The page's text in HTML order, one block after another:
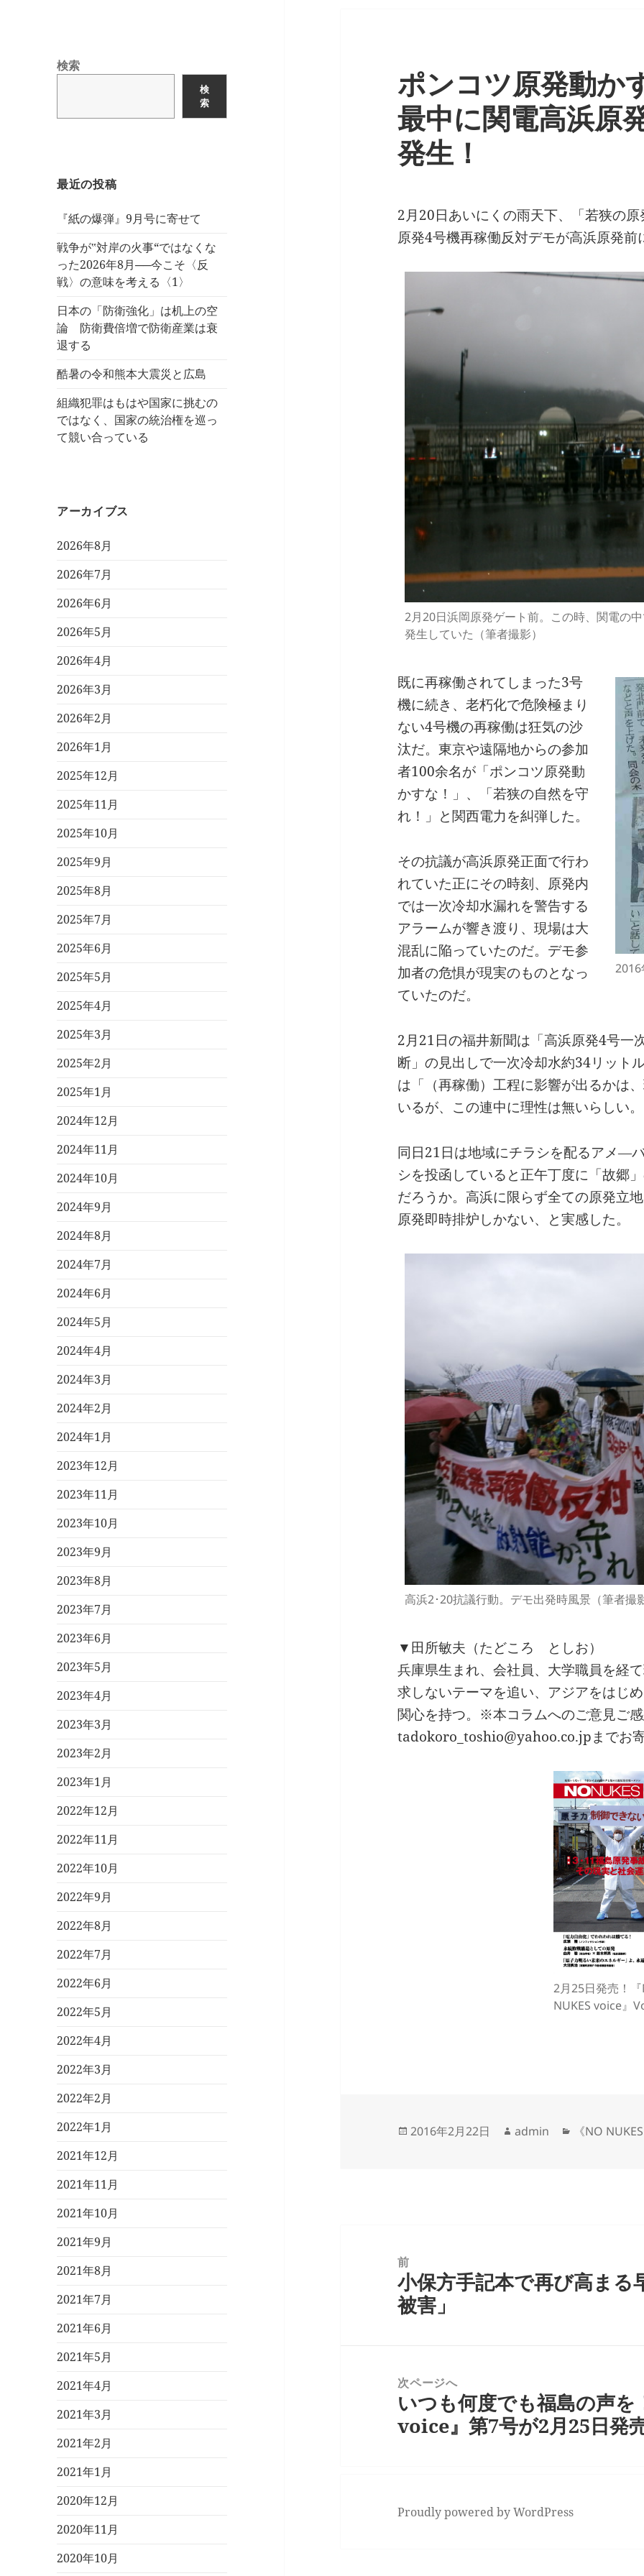
検索
検
索
最近の投稿
『紙の爆弾』9月号に寄せて
戦争が‟対岸の火事“ではなくな
った2026年8月──今こそ〈反
戦〉の意味を考える〈1〉
日本の「防衛強化」は机上の空
論 防衛費倍増で防衛産業は衰
退する
酷暑の令和熊本大震災と広島
組織犯罪はもはや国家に挑むの
ではなく、国家の統治権を巡っ
て競い合っている
アーカイブス
2026年8月
2026年7月
2026年6月
2026年5月
2026年4月
2026年3月
2026年2月
2026年1月
2025年12月
2025年11月
2025年10月
2025年9月
2025年8月
2025年7月
2025年6月
2025年5月
2025年4月
2025年3月
2025年2月
2025年1月
2024年12月
2024年11月
2024年10月
2024年9月
2024年8月
2024年7月
2024年6月
2024年5月
2024年4月
2024年3月
2024年2月
2024年1月
2023年12月
2023年11月
2023年10月
2023年9月
2023年8月
2023年7月
2023年6月
2023年5月
2023年4月
2023年3月
2023年2月
2023年1月
2022年12月
2022年11月
2022年10月
2022年9月
2022年8月
2022年7月
2022年6月
2022年5月
2022年4月
2022年3月
2022年2月
2022年1月
2021年12月
2021年11月
2021年10月
2021年9月
2021年8月
2021年7月
2021年6月
2021年5月
2021年4月
2021年3月
2021年2月
2021年1月
2020年12月
2020年11月
2020年10月
ポンコツ原発動か
最中に関電高浜原
発生！
2月20日あいにくの雨天下、「若狭の
原発4号機再稼働反対デモが高浜原発
2月20日浜岡原発ゲート前。この時、関電の
発生していた（筆者撮影）
2016
既に再稼働されてしまった3号
機に続き、老朽化で危険極まり
ない4号機の再稼働は狂気の沙
汰だ。東京や遠隔地からの参加
者100余名が「ポンコツ原発動
かすな！」、「若狭の自然を守
れ！」と関西電力を糾弾した。
その抗議が高浜原発正面で行わ
れていた正にその時刻、原発内
では一次冷却水漏れを警告する
アラームが響き渡り、現場は大
混乱に陥っていたのだ。デモ参
加者の危惧が現実のものとなっ
ていたのだ。
2月21日の福井新聞は「高浜原発4号
断」の見出しで一次冷却水約34リット
は「（再稼働）工程に影響が出るかは
いるが、この連中に理性は無いらしい。
同日21日は地域にチラシを配るアメ―
シを投函していると正午丁度に「故郷
だろうか。高浜に限らず全ての原発立
原発即時排炉しかない、と実感した。
高浜2･20抗議行動。デモ出発時風景（筆者撮
▼田所敏夫（たどころ としお）
兵庫県生まれ、会社員、大学職員を経
求しないテーマを追い、アジアをはじ
関心を持つ。※本コラムへのご意見ご
tadokoro_toshio@yahoo.co.jpまでお
2月25日発売！
NUKES voice』
投
2016年2月22日
作
admin
カ
《NO
前
前
の
小保方手記本で再び高まる
被害」
次ページへ
次
の
いつも何度でも福島の声
voice』第7号が2月25日発
Proudly powered by WordPress